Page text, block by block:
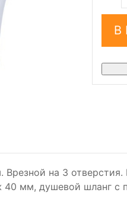
В
на 3
40 мм, душевой шланг с